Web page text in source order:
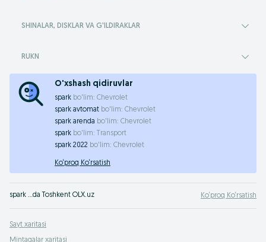
SHINALAR, DISKLAR VA G'ILDIRAKLAR
RUKN
O'xshash qidiruvlar
spark bo'lim: Chevrolet
spark avtomat bo'lim: Chevrolet
spark arenda bo'lim: Chevrolet
spark bo'lim:
Transport
spark 2022 bo'lim: Chevrolet
Ko‘proq Ko‘rsatish
spark …da Toshkent OLX.uz Ko‘proq Ko‘rsatish
Sayt xaritasi
Mintaqalar xaritasi